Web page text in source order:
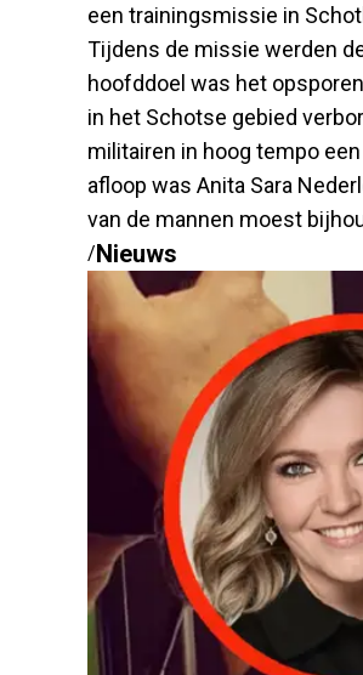
een trainingsmissie in
Tijdens de missie werden
hoofddoel was het
in het Schotse gebied
militairen in hoog tempo
afloop was Anita Sara
van de mannen moest
/Nieuws